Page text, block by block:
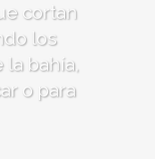
cortan
los
bahía,
o para